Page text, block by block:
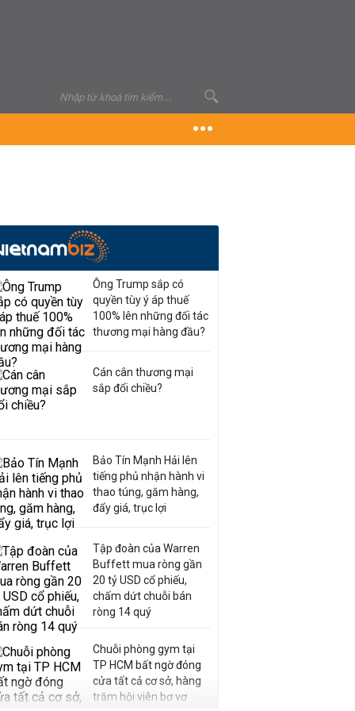
Ông Trump sắp có
quyền tùy ý áp thuế
100% lên những đối tác
thương mại hàng đầu?
Cán cân thương mại
sắp đổi chiều?
Bảo Tín Mạnh Hải lên
tiếng phủ nhận hành vi
thao túng, găm hàng,
đẩy giá, trục lợi
Tập đoàn của Warren
Buffett mua ròng gần
20 tỷ USD cổ phiếu,
chấm dứt chuỗi bán
ròng 14 quý
Chuỗi phòng gym tại
TP HCM bất ngờ đóng
cửa tất cả cơ sở, hàng
trăm hội viên bơ vơ